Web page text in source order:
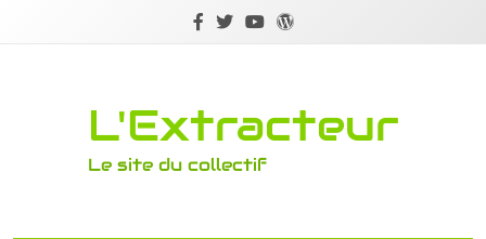
L'Extracteur
Le site du collectif